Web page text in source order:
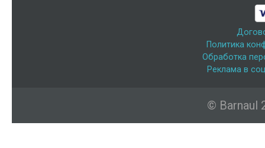
Политика
Обработка
Реклама в
© Barnaul